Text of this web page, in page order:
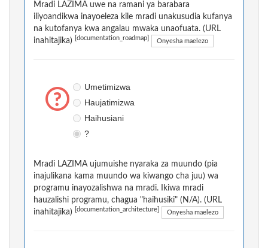
Mradi LAZIMA uwe na ramani ya barabara
iliyoandikwa inayoeleza kile mradi unakusudia kufanya
na kutofanya kwa angalau mwaka unaofuata. (URL
inahitajika)
[documentation_roadmap] Onyesha maelezo
Umetimizwa
Haujatimizwa
Haihusiani
?
Mradi LAZIMA ujumuishe nyaraka za muundo (pia
inajulikana kama muundo wa kiwango cha juu) wa
programu inayozalishwa na mradi. Ikiwa mradi
hauzalishi programu, chagua "haihusiki" (N/A). (URL
inahitajika)
[documentation_architecture] Onyesha maelezo